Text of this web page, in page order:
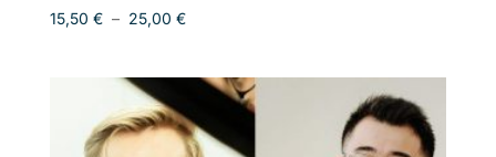
15,50 € – 25,00 €Plage
15,50 €
à
25,00 €